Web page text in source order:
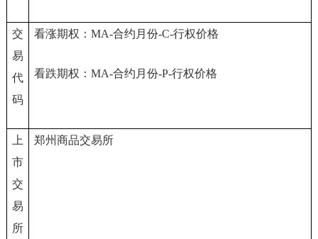
交
易
代
码
看涨期权：MA-合约月份-C-行权价格
看跌期权：MA-合约月份-P-行权价格
上
市
交
易
所
郑州商品交易所